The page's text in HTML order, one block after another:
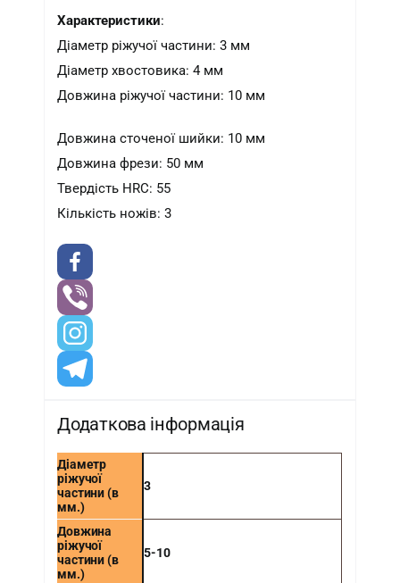
Характеристики:
Діаметр ріжучої частини: 3 мм
Діаметр хвостовика: 4 мм
Довжина ріжучої частини: 10 мм
Довжина сточеної шийки: 10 мм
Довжина фрези: 50 мм
Твердість HRC: 55
Кількість ножів: 3
Додаткова інформація
Діаметр
ріжучої
частини (в
мм.)
3
Довжина
ріжучої
частини (в
мм.)
5-10